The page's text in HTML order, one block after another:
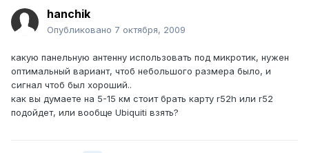
hanchik
Опубликовано 7 октября, 2009
какую панельную антенну использовать под микротик, нужен
оптимальный вариант, чтоб небольшого размера было, и
сигнал чтоб был хороший..
как вы думаете на 5-15 км стоит брать карту r52h или r52
подойдет, или вообще Ubiquiti взять?